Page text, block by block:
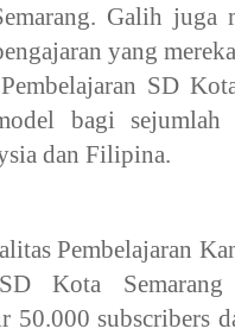
Galih juga
yang
SD
bagi sejumlah
dan Filipina.
Pembelajaran
SD Kota
50.000 subscribers